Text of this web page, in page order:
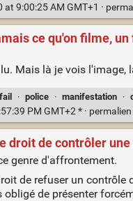
9:00:25 AM GMT+1 ·
ce qu'on filme,
Mais là je vois l'image,
fail · police · manifestation ·
PM GMT+2 * · permalien
droit de contrôler
genre d'affrontement.
de refuser un contrôle
obligé de présenter